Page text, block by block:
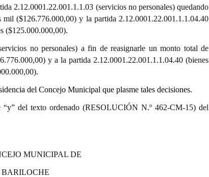
2.12.0001.22.001.1.1.03 (servicios no personales) quedando
mil ($126.776.000,00) y la partida 2.12.0001.22.001.1.1.04.40
($125.000.000,00).
no personales) a fin de reasignarle un monto total de
y a la partida 2.12.0001.22.001.1.1.04.40 (bienes
del Concejo Municipal que plasme tales decisiones.
del texto ordenado (RESOLUCIÓN N.º 462-CM-15) del
MUNICIPAL DE